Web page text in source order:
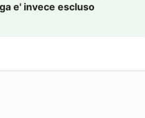
e' invece escluso